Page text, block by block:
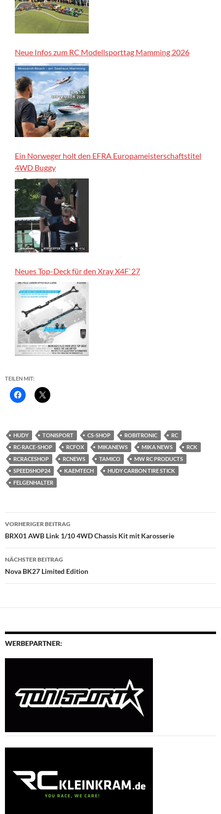
Neue Infos zum RC Modellsporttag Mamming 2026
Ein Norweger holt den EFRA Europameisterschaftstitel
4WD Buggy
Neues Top-Deck für den Xray X4F`27
TEILEN MIT:
HUDY TONISPORT CS-SHOP ROBITRONIC
RC
RC-RACE-SHOP
RCFOX MIKANEWS MIKA NEWS
RCK
RCRACESHOP
RCNEWS TAMICO
MW RC PRODUCTS
SPEEDSHOP24
KAEMTECH
HUDY CARBON TIRE STICK
FELGENHALTER
Beitragsnavigation
VORHERIGER BEITRAG
BRX01 AWB Link 1/10 4WD Chassis Kit mit Karosserie
NÄCHSTER BEITRAG
Nova BK27 Limited Edition
WERBEPARTNER: